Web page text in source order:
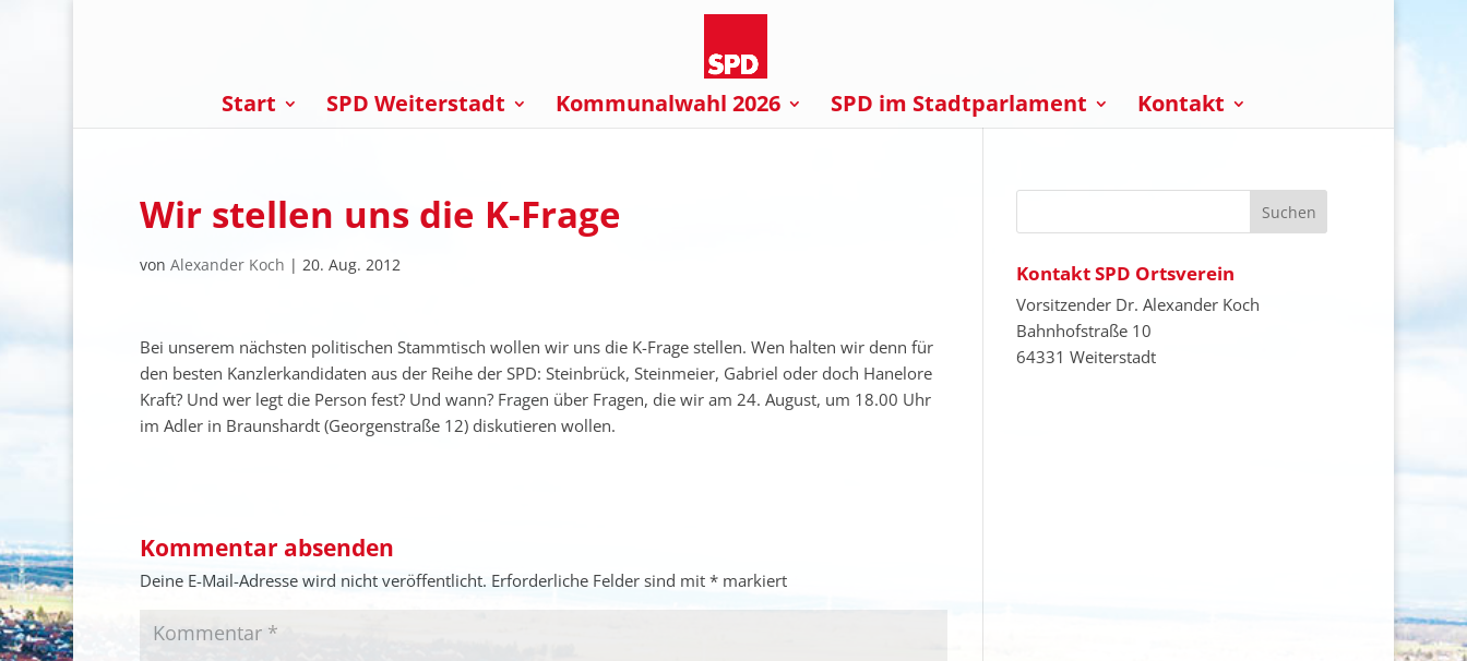
Start SPD Weiterstadt Kommunalwahl 2026 SPD im Stadtparlament Kontakt
Wir stellen uns die K-Frage
von Alexander Koch | 20. Aug. 2012
Bei unserem nächsten politischen Stammtisch wollen wir uns die K-Frage stellen. Wen halten wir denn für
den besten Kanzlerkandidaten aus der Reihe der SPD: Steinbrück, Steinmeier, Gabriel oder doch Hanelore
Kraft? Und wer legt die Person fest? Und wann? Fragen über Fragen, die wir am 24. August, um 18.00 Uhr
im Adler in Braunshardt (Georgenstraße 12) diskutieren wollen.
Kommentar absenden
Deine E-Mail-Adresse wird nicht veröffentlicht. Erforderliche Felder sind mit *markiert
Kontakt SPD Ortsverein
Vorsitzender Dr. Alexander Koch
Bahnhofstraße 10
64331 Weiterstadt